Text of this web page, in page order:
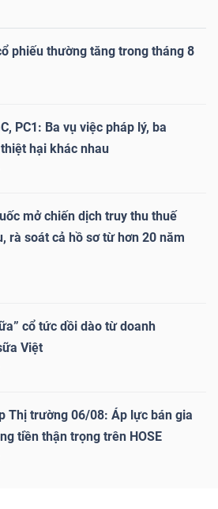
phiếu thường tăng trong tháng 8
PC1: Ba vụ việc pháp lý, ba
hại khác nhau
mở chiến dịch truy thu thuế
rà soát cả hồ sơ từ hơn 20 năm
cổ tức dồi dào từ doanh
Việt
Thị trường 06/08: Áp lực bán gia
tiền thận trọng trên HOSE